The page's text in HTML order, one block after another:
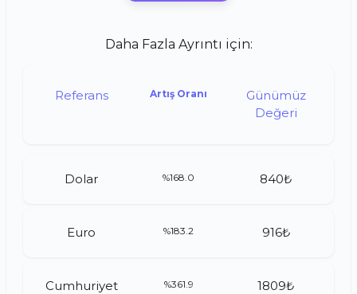
Daha Fazla Ayrıntı için:
Referans Artış Oranı
Günümüz
Değeri
Dolar %168.0 840₺
Euro %183.2 916₺
Cumhuriyet
%361.9 1809₺